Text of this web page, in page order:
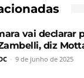
vai declarar
diz
- 9 de junho de 2025